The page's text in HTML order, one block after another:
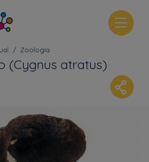
T
o
e
n
Zoología
(Cygnus atratus)